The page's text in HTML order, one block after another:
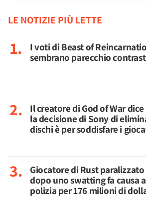
LE NOTIZIE PIÙ LETTE
I voti di Beast of
sembrano parecchio
Il creatore di God of War
la decisione di Sony di
dischi è per soddisfare i
Giocatore di Rust paralizzato
dopo uno swatting fa causa
polizia per 176 milioni di